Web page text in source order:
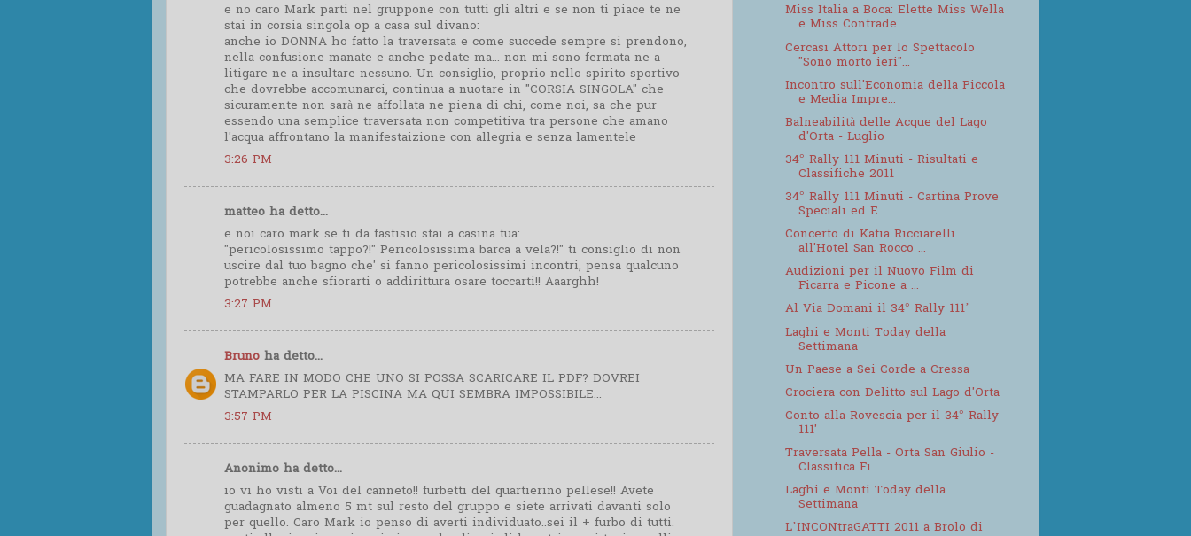
e no caro Mark parti nel gruppone con tutti gli altri e se non ti piace te ne
stai in corsia singola op a casa sul divano:
anche io DONNA ho fatto la traversata e come succede sempre si prendono,
nella confusione manate e anche pedate ma... non mi sono fermata ne a
litigare ne a insultare nessuno. Un consiglio, proprio nello spirito sportivo
che dovrebbe accomunarci, continua a nuotare in "CORSIA SINGOLA" che
sicuramente non sarà ne affollata ne piena di chi, come noi, sa che pur
essendo una semplice traversata non competitiva tra persone che amano
l'acqua affrontano la manifestaizione con allegria e senza lamentele
3:26 PM
matteo ha detto...
e noi caro mark se ti da fastisio stai a casina tua:
"pericolosissimo tappo?!" Pericolosissima barca a vela?!" ti consiglio di non
uscire dal tuo bagno che' si fanno pericolosissimi incontri, pensa qualcuno
potrebbe anche sfiorarti o addirittura osare toccarti!! Aaarghh!
3:27 PM
Bruno ha detto...
MA FARE IN MODO CHE UNO SI POSSA SCARICARE IL PDF? DOVREI
STAMPARLO PER LA PISCINA MA QUI SEMBRA IMPOSSIBILE...
3:57 PM
Anonimo ha detto...
io vi ho visti a Voi del canneto!! furbetti del quartierino pellese!! Avete
guadagnato almeno 5 mt sul resto del gruppo e siete arrivati davanti solo
per quello. Caro Mark io penso di averti individuato..sei il + furbo di tutti.
Miss Italia a Boca: Elette Miss Wella
e Miss Contrade
Cercasi Attori per lo Spettacolo
"Sono morto ieri"...
Incontro sull'Economia della Piccola
e Media Impre...
Balneabilità delle Acque del Lago
d'Orta - Luglio
34° Rally 111 Minuti - Risultati e
Classifiche 2011
34° Rally 111 Minuti - Cartina Prove
Speciali ed E...
Concerto di Katia Ricciarelli
all'Hotel San Rocco ...
Audizioni per il Nuovo Film di
Ficarra e Picone a ...
Al Via Domani il 34° Rally 111’
Laghi e Monti Today della
Settimana
Un Paese a Sei Corde a Cressa
Crociera con Delitto sul Lago d'Orta
Conto alla Rovescia per il 34° Rally
111'
Traversata Pella - Orta San Giulio -
Classifica Fi...
Laghi e Monti Today della
Settimana
L’INCONtraGATTI 2011 a Brolo di